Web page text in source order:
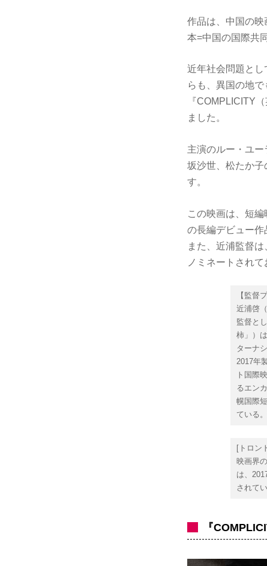
作品は、中国の映
本=中国の国際共
近年社会問題と
らも、異国の地
『COMPLICITY
ました。
主演のルー・ユ
坂沙世、松たか子
す。
この映画は、短
の長編デビュー作
また、近浦監督
ノミネートされ
【監督
近浦啓
監督と
柿」）
ターナ
2017年
ト国際
るエン
幌国際
ている
[トロン
映画界
は、
されて
『